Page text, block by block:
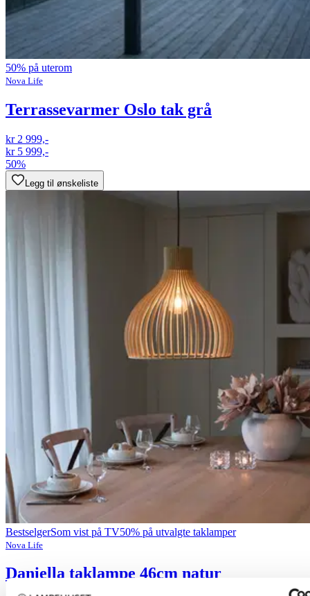
50% på uterom
Nova Life
Terrassevarmer Oslo tak grå
kr 2 999,-
kr 5 999,-
50%
Legg til ønskeliste
BestselgerSom vist på TV50% på utvalgte taklamper
Nova Life
Daniella taklampe 46cm natur